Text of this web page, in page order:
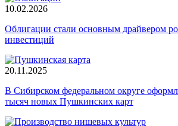
10.02.2026
Облигации стали основным драйвером
инвестиций
20.11.2025
В Сибирском федеральном округе
тысяч новых Пушкинских карт